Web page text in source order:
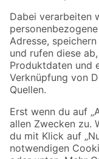
Zahlungsarten
Sicher einkaufen
Jetzt die toom-App